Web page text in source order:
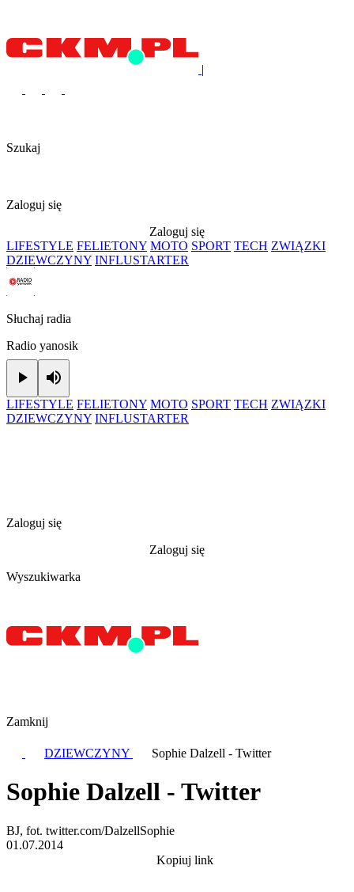
|
Szukaj
Zaloguj się
Zaloguj się
LIFESTYLE FELIETONY MOTO SPORT TECH ZWIĄZKI
DZIEWCZYNY INFLUSTARTER
Słuchaj radia
Radio yanosik
Play
LIFESTYLE FELIETONY MOTO SPORT TECH ZWIĄZKI
DZIEWCZYNY INFLUSTARTER
Zaloguj się
Zaloguj się
Wyszukiwarka
Zamknij
DZIEWCZYNY Sophie Dalzell - Twitter
Sophie Dalzell - Twitter
BJ, fot. twitter.com/DalzellSophie
01.07.2014
Kopiuj link